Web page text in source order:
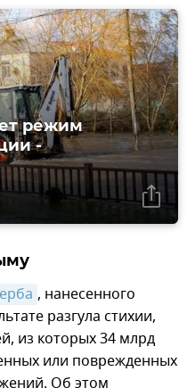
режим
-
, нанесенного
разгула стихии,
из которых 34 млрд
или поврежденных
Об этом